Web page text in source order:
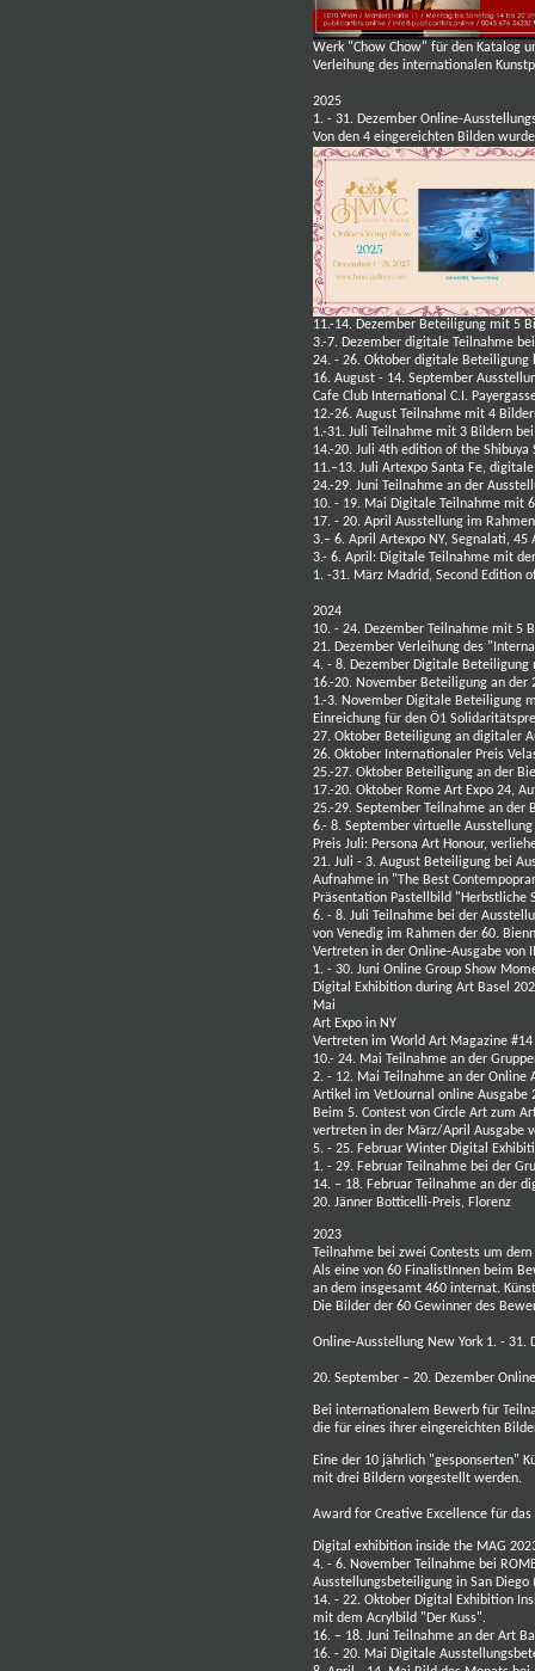
Werk "Chow Chow" für den Katalog
Verleihung des internationalen
2025
1. - 31. Dezember Online-
Von den 4 eingereichten Bilden
11.-14. Dezember Beteiligung mit 5
3.-7. Dezember digitale Teilnahme
24. - 26. Oktober digitale
16. August - 14. September
Cafe Club International C.I.
12.-26. August Teilnahme mit 4
1.-31. Juli Teilnahme mit 3 Bildern
14.-20. Juli 4th edition of the
11.–13. Juli Artexpo Santa Fe,
24.-29. Juni Teilnahme an der
10. - 19. Mai Digitale Teilnahme mit
17. - 20. April Ausstellung im
3.– 6. April Artexpo NY, Segnalati,
3.- 6. April: Digitale Teilnahme mit
1. -31. März Madrid, Second Edition
2024
10. - 24. Dezember Teilnahme mit 5
21. Dezember Verleihung des
4. - 8. Dezember Digitale
16.-20. November Beteiligung an
1.-3. November Digitale Beteiligung
Einreichung für den Ö1
27. Oktober Beteiligung an digitaler
26. Oktober Internationaler Preis
25.-27. Oktober Beteiligung an der
17.-20. Oktober Rome Art Expo 24,
25.-29. September Teilnahme an
6.- 8. September virtuelle
Preis Juli: Persona Art Honour,
21. Juli - 3. August Beteiligung bei
Aufnahme in "The Best
Präsentation Pastellbild
6. - 8. Juli Teilnahme bei der
von Venedig im Rahmen der 60.
Vertreten in der Online-Ausgabe von
1. - 30. Juni Online Group Show
Digital Exhibition during Art Basel
Mai
Art Expo in NY
Vertreten im World Art Magazine
10.- 24. Mai Teilnahme an der
2. - 12. Mai Teilnahme an der Online
Artikel im VetJournal online Ausgabe
Beim 5. Contest von Circle Art zum
vertreten in der März/April Ausgabe
5. - 25. Februar Winter Digital
1. - 29. Februar Teilnahme bei der
14. – 18. Februar Teilnahme an der
20. Jänner Botticelli-Preis, Florenz
2023
Teilnahme bei zwei Contests um
Als eine von 60 FinalistInnen beim
an dem insgesamt 460 internat.
Die Bilder der 60 Gewinner des
Online-Ausstellung New York 1. - 31.
20. September – 20. Dezember
Bei internationalem Bewerb für
die für eines ihrer eingereichten
Eine der 10 jährlich "gesponserten"
mit drei Bildern vorgestellt werden.
Award for Creative Excellence für
Digital exhibition inside the MAG
4. - 6. November Teilnahme bei
Ausstellungsbeteiligung in San
14. - 22. Oktober Digital Exhibition
mit dem Acrylbild "Der Kuss".
16. – 18. Juni Teilnahme an der Art
16. - 20. Mai Digitale